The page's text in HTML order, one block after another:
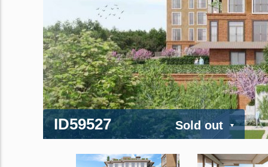
ID59527 Sold out